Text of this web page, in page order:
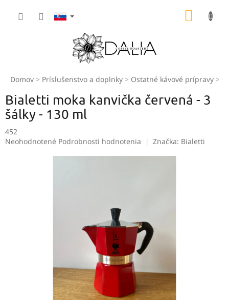
Domov Príslušenstvo a doplnky Ostatné kávové prípravy
Bialetti moka kanvička červená - 3
šálky - 130 ml
452
Priemerné
Neohodnotené Podrobnosti hodnotenia Značka: Bialetti